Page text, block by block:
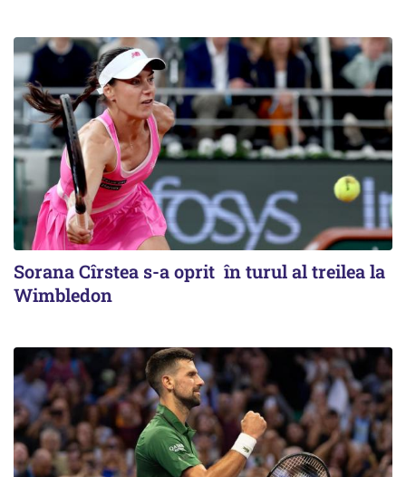
Sorana Cîrstea s-a oprit în turul al treilea la
Wimbledon